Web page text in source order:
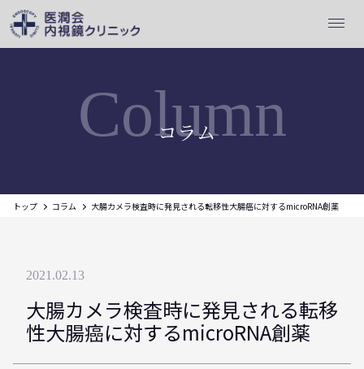
Column
コラム
トップ コラム 大腸カメラ検査時に発見される転移性大腸癌に対するmicroRNA創薬
2021.02.13
大腸カメラ検査時に発見される転移
性大腸癌に対するmicroRNA創薬